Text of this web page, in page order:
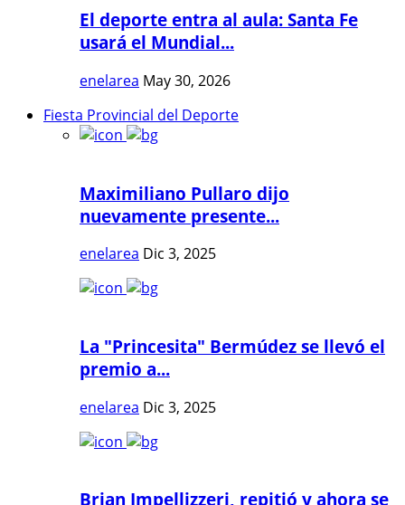
El deporte entra al aula: Santa Fe
usará el Mundial...
enelarea May 30, 2026
Fiesta Provincial del Deporte
Maximiliano Pullaro dijo
nuevamente presente...
enelarea Dic 3, 2025
La "Princesita" Bermúdez se llevó el
premio a...
enelarea Dic 3, 2025
Brian Impellizzeri, repitió y ahora se